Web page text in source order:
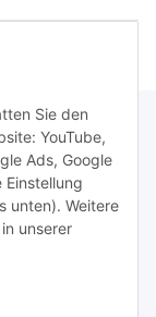
Sie den
YouTube,
Ads, Google
Einstellung
unten). Weitere
unserer
Ihrer
widerruflich
per E-Mail zu.